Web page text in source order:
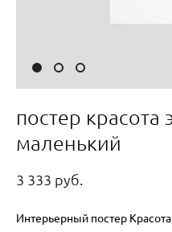
постер красота
маленький
3 333 pуб.
Интерьерный постер